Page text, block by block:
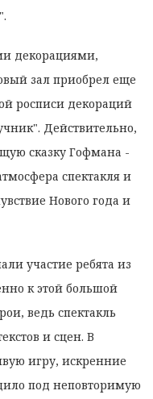
декорациями,
зал приобрел еще
росписи декораций
Действительно,
сказку Гофмана -
спектакля и
Нового года и
участие ребята из
к этой большой
ведь спектакль
и сцен. В
игру, искренние
под неповторимую